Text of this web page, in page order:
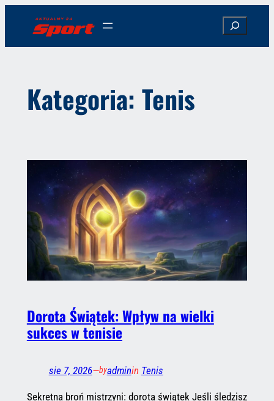
treści
Search
Kategoria: Tenis
Dorota Świątek: Wpływ na wielki
sukces w tenisie
sie 7, 2026—byadminin Tenis
Sekretna broń mistrzyni: dorota świątek Jeśli śledzisz